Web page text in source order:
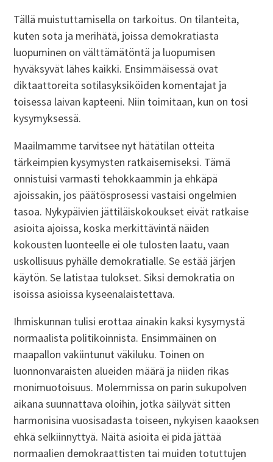
Tällä muistuttamisella on tarkoitus. On tilanteita,
kuten sota ja merihätä, joissa demokratiasta
luopuminen on välttämätöntä ja luopumisen
hyväksyvät lähes kaikki. Ensimmäisessä ovat
diktaattoreita sotilasyksiköiden komentajat ja
toisessa laivan kapteeni. Niin toimitaan, kun on tosi
kysymyksessä.
Maailmamme tarvitsee nyt hätätilan otteita
tärkeimpien kysymysten ratkaisemiseksi. Tämä
onnistuisi varmasti tehokkaammin ja ehkäpä
ajoissakin, jos päätösprosessi vastaisi ongelmien
tasoa. Nykypäivien jättiläiskokoukset eivät ratkaise
asioita ajoissa, koska merkittävintä näiden
kokousten luonteelle ei ole tulosten laatu, vaan
uskollisuus pyhälle demokratialle. Se estää järjen
käytön. Se latistaa tulokset. Siksi demokratia on
isoissa asioissa kyseenalaistettava.
Ihmiskunnan tulisi erottaa ainakin kaksi kysymystä
normaalista politikoinnista. Ensimmäinen on
maapallon vakiintunut väkiluku. Toinen on
luonnonvaraisten alueiden määrä ja niiden rikas
monimuotoisuus. Molemmissa on parin sukupolven
aikana suunnattava oloihin, jotka säilyvät sitten
harmonisina vuosisadasta toiseen, nykyisen kaaoksen
ehkä selkiinnyttyä. Näitä asioita ei pidä jättää
normaalien demokraattisten tai muiden totuttujen